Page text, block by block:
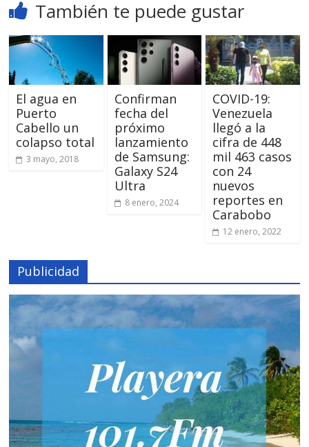
También te puede gustar
El agua en
Puerto
Cabello un
colapso total
3 mayo, 2018
Confirman
fecha del
próximo
lanzamiento
de Samsung:
Galaxy S24
Ultra
8 enero, 2024
COVID-19:
Venezuela
llegó a la
cifra de 448
mil 463 casos
con 24
nuevos
reportes en
Carabobo
12 enero, 2022
Publicidad